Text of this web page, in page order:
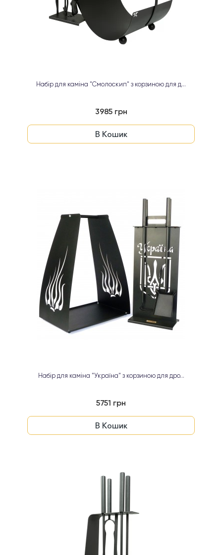
Набір для каміна "Смолоскип" з корзиною для д...
3985 грн
В Кошик
Набір для каміна "Україна" з корзиною для дро...
5751 грн
В Кошик